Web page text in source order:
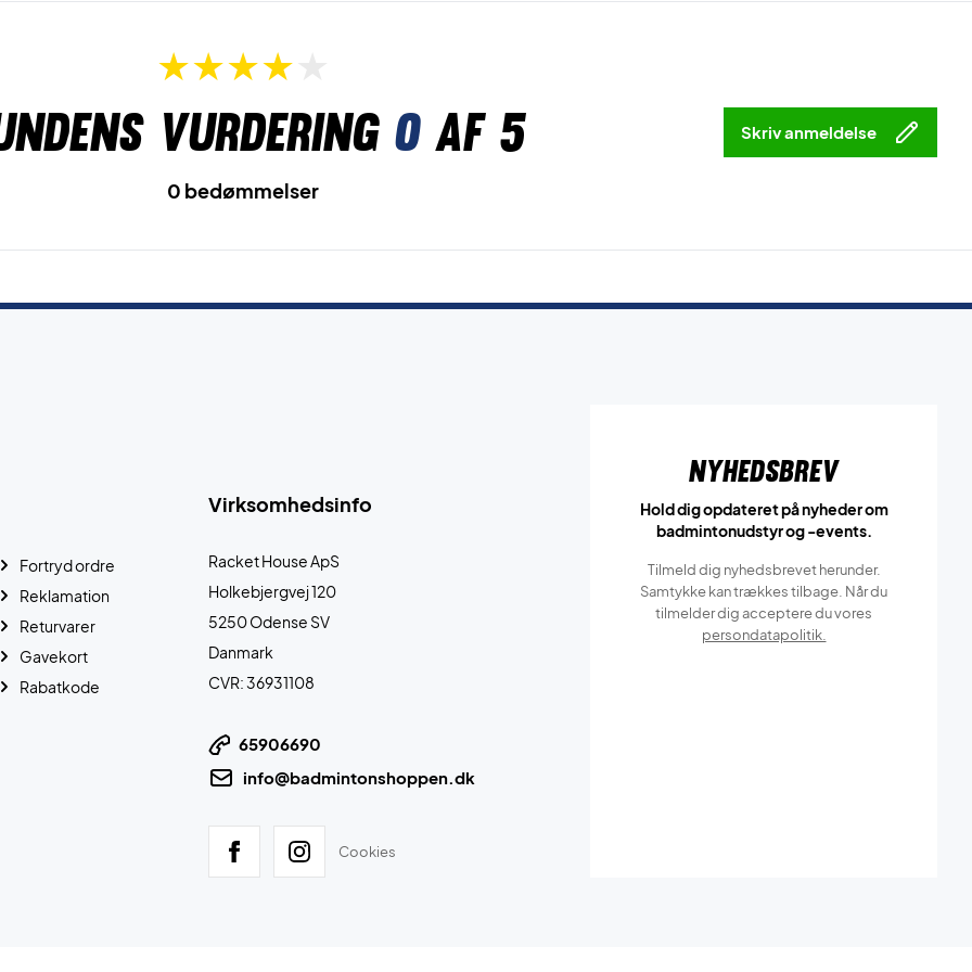
vurdering 0af 5 Skriv anmeldelse
0 bedømmelser
Virksomhedsinfo
Racket House ApS
Holkebjergvej 120
5250 Odense SV
Danmark
CVR: 36931108
65906690
info@badmintonshoppen.dk
Cookies
Fortryd ordre
Reklamation
Returvarer
Gavekort
Rabatkode
Nyhedsbrev
Hold dig opdateret på nyheder om
badmintonudstyr og -events.
Tilmeld dig nyhedsbrevet herunder.
Samtykke kan trækkes tilbage. Når du
tilmelder dig acceptere du vores
persondatapolitik.